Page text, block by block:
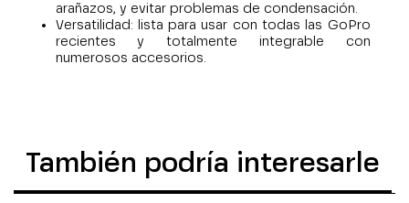
arañazos, y evitar problemas de condensación.
Versatilidad: lista para usar con todas las GoPro
recientes y totalmente integrable con
numerosos accesorios.
También podría interesarle